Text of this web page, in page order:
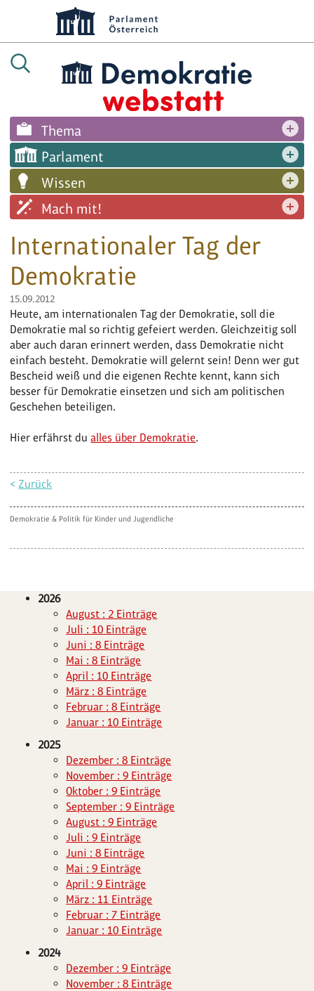
Thema
Parlament
Wissen
Mach mit!
Internationaler Tag der
Demokratie
15.09.2012
Heute, am internationalen Tag der Demokratie, soll die
Demokratie mal so richtig gefeiert werden. Gleichzeitig soll
aber auch daran erinnert werden, dass Demokratie nicht
einfach besteht. Demokratie will gelernt sein! Denn wer gut
Bescheid weiß und die eigenen Rechte kennt, kann sich
besser für Demokratie einsetzen und sich am politischen
Geschehen beteiligen.
Hier erfährst dualles über Demokratie.
< Zurück
Demokratie & Politik für Kinder und Jugendliche
2026
August : 2 Einträge
Juli : 10 Einträge
Juni : 8 Einträge
Mai : 8 Einträge
April : 10 Einträge
März : 8 Einträge
Februar : 8 Einträge
Januar : 10 Einträge
2025
Dezember : 8 Einträge
November : 9 Einträge
Oktober : 9 Einträge
September : 9 Einträge
August : 9 Einträge
Juli : 9 Einträge
Juni : 8 Einträge
Mai : 9 Einträge
April : 9 Einträge
März : 11 Einträge
Februar : 7 Einträge
Januar : 10 Einträge
2024
Dezember : 9 Einträge
November : 8 Einträge